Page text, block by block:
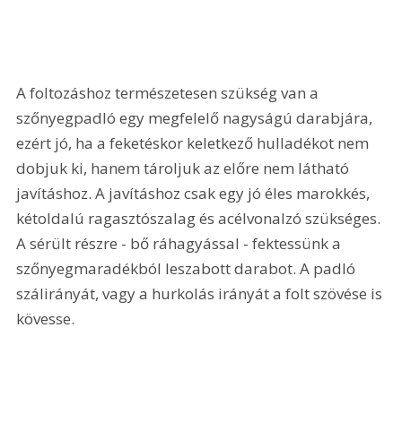
A foltozáshoz természetesen szükség van a
szőnyegpadló egy megfelelő nagyságú darabjára,
ezért jó, ha a feketéskor keletkező hulladékot nem
dobjuk ki, hanem tároljuk az előre nem látható
javításhoz. A javításhoz csak egy jó éles marokkés,
kétoldalú ragasztószalag és acélvonalzó szükséges.
A sérült részre - bő ráhagyással - fektessünk a
szőnyegmaradékból leszabott darabot. A padló
szálirányát, vagy a hurkolás irányát a folt szövése is
kövesse.